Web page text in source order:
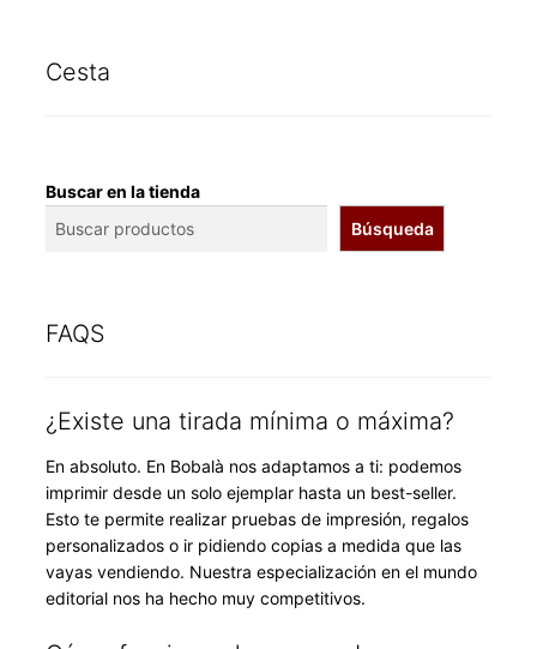
Cesta
Buscar en la tienda
Búsqueda
FAQS
¿Existe una tirada mínima o máxima?
En absoluto. En Bobalà nos adaptamos a ti: podemos
imprimir desde un solo ejemplar hasta un best-seller.
Esto te permite realizar pruebas de impresión, regalos
personalizados o ir pidiendo copias a medida que las
vayas vendiendo. Nuestra especialización en el mundo
editorial nos ha hecho muy competitivos.